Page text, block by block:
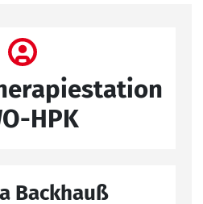
HPK
Backhauß